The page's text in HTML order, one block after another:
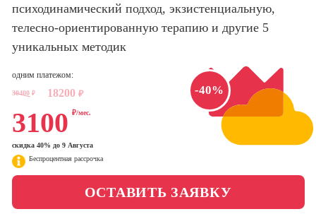
Школа актерского
мастерства
управления
Фотошкола
Школа медиа
Школа рисования
Профессия
социальных
сетях (SMM-
менеджер)
Специалист по
Курсы
психодинамический подход, экзистенциальную,
телесно-ориентированную терапию и другие 5
уникальных методик
-40%
одним платежом:
30400 ₽ 18200 ₽
3100 ₽/мес.
скидка 40% до 9 Августа
Беспроцентная рассрочка
ОСТАВИТЬ ЗАЯВКУ